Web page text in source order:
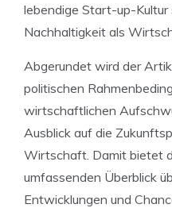
lebendige Start-up-
Nachhaltigkeit als
Abgerundet wird der
politischen
wirtschaftlichen
Ausblick auf die
Wirtschaft. Damit bietet
umfassenden Überblick
Entwicklungen und